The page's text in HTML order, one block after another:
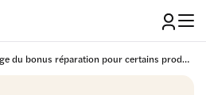
Démarrage du bonus réparation pour certains produits électriques et électroniques